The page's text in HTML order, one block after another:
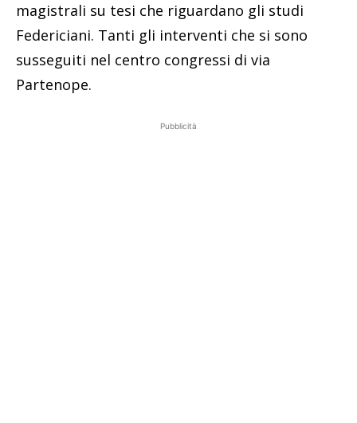
magistrali su tesi che riguardano gli studi
Federiciani. Tanti gli interventi che si sono
susseguiti nel centro congressi di via
Partenope.
Pubblicità